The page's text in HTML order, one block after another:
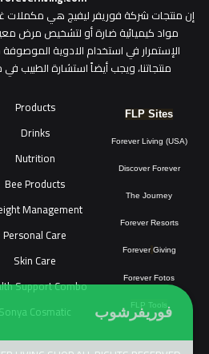
​إن منتجات شركة فوريفر ليفيج هي مكملات
مواد كيميائية ضارة أو لتشخيص مرض
الإستمرار في استخدام الادوية
منتجاتنا، ويجب أيضاً استشارة الطبيب
FLP Sites
Forever Living (USA)
Discover Forever
The Journey
Forever Resorts
Forever Giving
Forever Fotos
FLP Tools
Products
Drinks
Nutrition
Bee Products
Management
Personal Care
Skin Care
Support Combo
Sonya Cosmatic
فوريفرشوب